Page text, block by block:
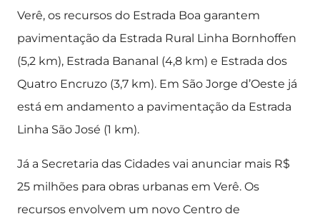
Verê, os recursos do Estrada Boa garantem
pavimentação da Estrada Rural Linha Bornhoffen
(5,2 km), Estrada Bananal (4,8 km) e Estrada dos
Quatro Encruzo (3,7 km). Em São Jorge d’Oeste já
está em andamento a pavimentação da Estrada
Linha São José (1 km).
Já a Secretaria das Cidades vai anunciar mais R$
25 milhões para obras urbanas em Verê. Os
recursos envolvem um novo Centro de